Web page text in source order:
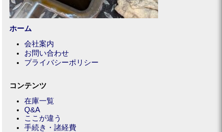
ホーム
会社案内
お問い合わせ
プライバシーポリシー
コンテンツ
在庫一覧
Q&A
ここが違う
手続き・諸経費